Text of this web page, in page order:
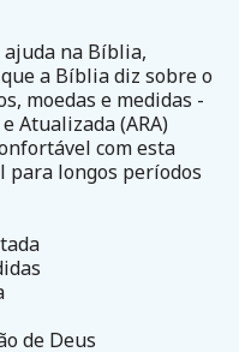
na Bíblia,
a Bíblia diz sobre o
moedas e medidas -
Atualizada (ARA)
com esta
para longos períodos
de Deus